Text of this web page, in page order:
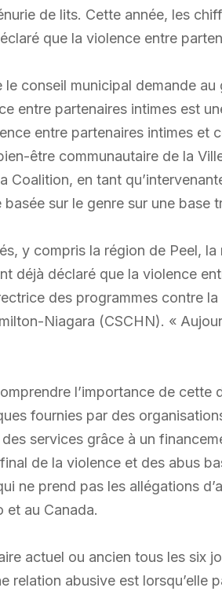
de lits. Cette année, les
que la violence entre
conseil municipal demande au
entre partenaires intimes est
entre partenaires intimes et
être communautaire de la
Coalition, en tant
sur le genre sur une base
y compris la région de Peel,
déjà déclaré que la violence
des programmes contre
Niagara (CSCHN). «
l’importance de cette
fournies par des
services grâce à un
de la violence et des abus
ne prend pas les allégations
et au Canada.
actuel ou ancien tous les six
relation abusive est lorsqu’elle